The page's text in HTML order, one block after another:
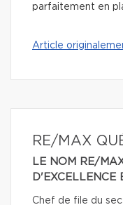
parfaitement en
Article
RE/MAX
LE NOM RE/
D'EXCELLENCE
Chef de file du